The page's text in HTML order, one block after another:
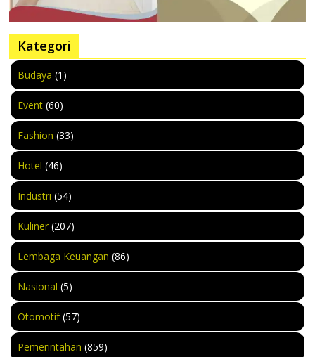
Kategori
Budaya (1)
Event (60)
Fashion (33)
Hotel (46)
Industri (54)
Kuliner (207)
Lembaga Keuangan (86)
Nasional (5)
Otomotif(57)
Pemerintahan (859)